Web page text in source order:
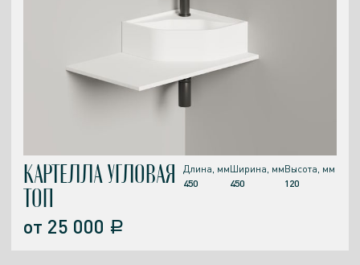
Длина, мм
450
Ширина, мм
450
Высота, мм
120
КАРТЕЛЛА УГЛОВАЯ
ТОП
от 25 000 a